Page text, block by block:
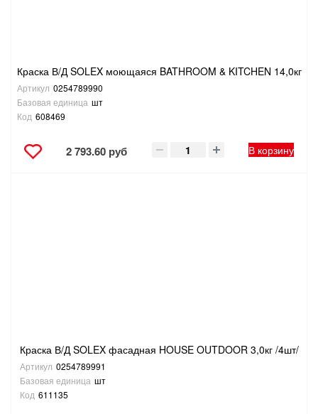
Краска В/Д SOLEX моющаяся BATHROOM & KITCHEN 14,0кг
Артикул 0254789990
Базовая единица шт
Код 608469
2 793.60 руб В корзину
Краска В/Д SOLEX фасадная HOUSE OUTDOOR 3,0кг /4шт/
Артикул 0254789991
Базовая единица шт
Код 611135